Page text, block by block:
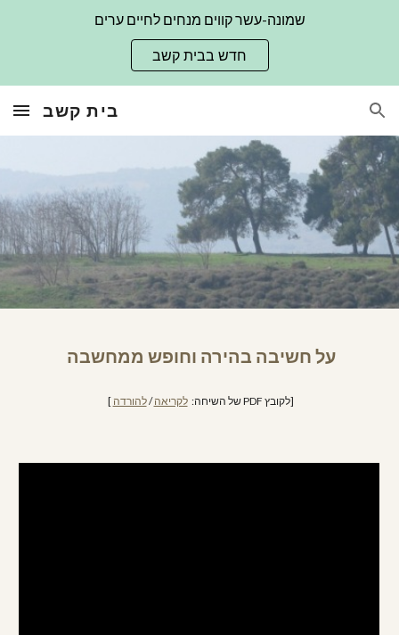
שמונה-עשר קווים מנחים לחיים ערים
חדש בבית קשב
בית קשב
על חשיבה בהירה וחופש ממחשבה
[לקובץ PDF של השיחה: לקריאה / להורדה ]